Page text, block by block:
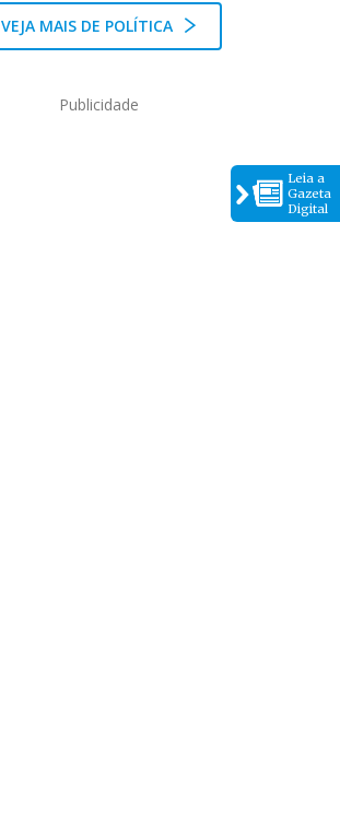
Leia a
Gazeta
Digital
VEJA MAIS DE POLÍTICA
Publicidade